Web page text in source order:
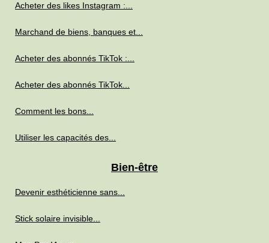
Acheter des likes Instagram :...
Marchand de biens, banques et...
Acheter des abonnés TikTok :...
Acheter des abonnés TikTok...
Comment les bons...
Utiliser les capacités des...
Bien-être
Devenir esthéticienne sans...
Stick solaire invisible...